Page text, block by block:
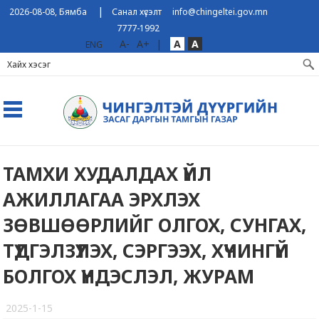
2026-08-08, Бямба | Санал хүсэлт
info@chingeltei.gov.mn
7777-1992
ENG
A- A+ | A A
ТАМХИ ХУДАЛДАХ ҮЙЛ
АЖИЛЛАГАА ЭРХЛЭХ
ЗӨВШӨӨРЛИЙГ ОЛГОХ, СУНГАХ,
ТҮДГЭЛЗҮҮЛЭХ, СЭРГЭЭХ, ХҮЧИНГҮЙ
БОЛГОХ ҮНДЭСЛЭЛ, ЖУРАМ
2025-1-15